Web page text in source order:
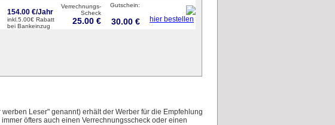
154.00 €/Jahr
inkl.5.00€ Rabatt
bei Bankeinzug
Verrechnungs-
Scheck
25.00 €
Gutschein:
30.00 € hier bestellen
Leser" genannt) erhält der Werber für die Empfehlung
öfters auch einen Verrechnungsscheck oder einen